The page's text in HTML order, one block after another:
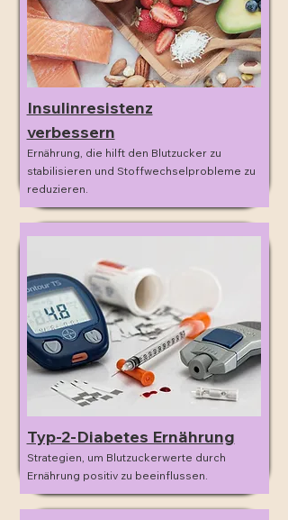
Insulinresistenz
verbessern
Ernährung, die hilft den Blutzucker zu
stabilisieren und Stoffwechselprobleme zu
reduzieren.
Typ-2-Diabetes Ernährung
Strategien, um Blutzuckerwerte durch
Ernährung positiv zu beeinflussen.